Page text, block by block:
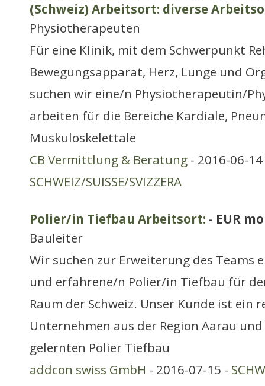
(Schweiz) Arbeitsort: diverse
Physiotherapeuten
Für eine Klinik, mit dem Schwerpunkt
Bewegungsapparat, Herz, Lunge und
suchen wir eine/n Physiotherapeutin/
arbeiten für die Bereiche Kardiale,
Muskuloskelettale
CB Vermittlung & Beratung - 2016-06-
SCHWEIZ/SUISSE/SVIZZERA
Polier/in Tiefbau Arbeitsort: - EUR
Bauleiter
Wir suchen zur Erweiterung des Teams
und erfahrene/n Polier/in Tiefbau für
Raum der Schweiz. Unser Kunde ist ein
Unternehmen aus der Region Aarau
gelernten Polier Tiefbau
addcon swiss GmbH - 2016-07-15 -